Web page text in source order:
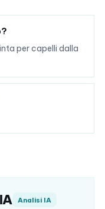
per capelli dalla
Analisi IA